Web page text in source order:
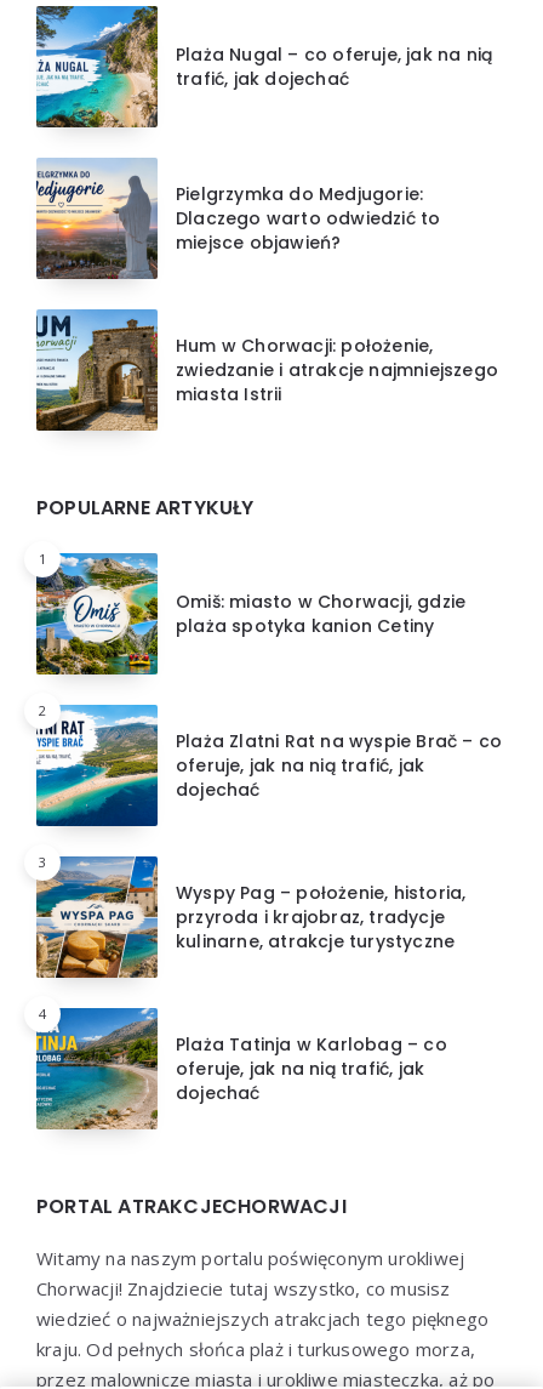
Plaża Nugal – co oferuje, jak na nią
trafić, jak dojechać
Pielgrzymka do Medjugorie:
Dlaczego warto odwiedzić to
miejsce objawień?
Hum w Chorwacji: położenie,
zwiedzanie i atrakcje najmniejszego
miasta Istrii
POPULARNE ARTYKUŁY
1
Omiš: miasto w Chorwacji, gdzie
plaża spotyka kanion Cetiny
2
Plaża Zlatni Rat na wyspie Brač – co
oferuje, jak na nią trafić, jak
dojechać
3
Wyspy Pag – położenie, historia,
przyroda i krajobraz, tradycje
kulinarne, atrakcje turystyczne
4
Plaża Tatinja w Karlobag – co
oferuje, jak na nią trafić, jak
dojechać
PORTAL ATRAKCJECHORWACJI
Witamy na naszym portalu poświęconym urokliwej
Chorwacji! Znajdziecie tutaj wszystko, co musisz
wiedzieć o najważniejszych atrakcjach tego pięknego
kraju. Od pełnych słońca plaż i turkusowego morza,
przez malownicze miasta i urokliwe miasteczka, aż po